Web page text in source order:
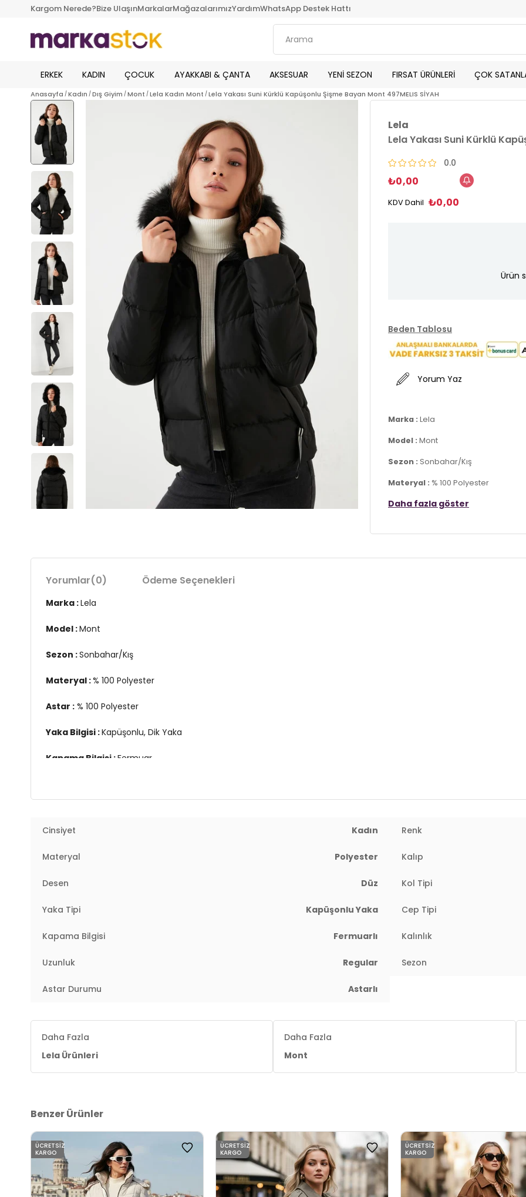
Kargom Nerede?Bize UlaşınMarkalarMağazalarımızYardımWhatsApp Destek Hattı
ERKEK KADIN ÇOCUK AYAKKABI & ÇANTA AKSESUAR YENİ SEZON FIRSAT ÜRÜNLERİ ÇOK
Anasayfa Kadın Dış Giyim Mont Lela Kadın Mont Lela Yakası Suni Kürklü Kapüşonlu Şişme Bayan Mont 497MELIS SİYAH
Lela
Lela Yakası Suni Kürklü
0.0
₺0,00
KDV Dahil ₺0,00
Ürün
Beden Tablosu
Yorum Yaz
Marka : Lela
Model : Mont
Sezon : Sonbahar/Kış
Materyal : % 100 Polyester
Astar :% 100 Polyester
Daha fazla göster
Yorumlar(0) Ödeme Seçenekleri
Marka :Lela
Model :Mont
Sezon :Sonbahar/Kış
Materyal :% 100 Polyester
Astar : % 100 Polyester
Yaka Bilgisi :Kapüşonlu, Dik Yaka
Kapama Bilgisi :Fermuar
Detay :
2DK497MELIS.07
Cinsiyet Kadın Renk
Materyal Polyester Kalıp
Desen Düz Kol Tipi
Yaka Tipi Kapüşonlu Yaka Cep Tipi
Kapama Bilgisi Fermuarlı Kalınlık
Uzunluk Regular Sezon
Astar Durumu Astarlı
Daha Fazla
Lela Ürünleri
Daha Fazla
Mont
Benzer Ürünler
ÜCRETSIZ
KARGO
ÜCRETSIZ
KARGO
ÜCRETSIZ
KARGO